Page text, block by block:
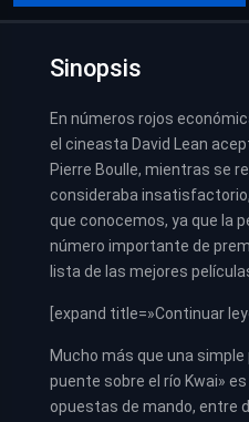
Sinopsis
En números rojos
el cineasta David Lean
Pierre Boulle, mientras se
consideraba
que conocemos, ya que la
número importante de
lista de las mejores
[expand title=»Continuar
Mucho más que una simple
puente sobre el río Kwai»
opuestas de mando, entre